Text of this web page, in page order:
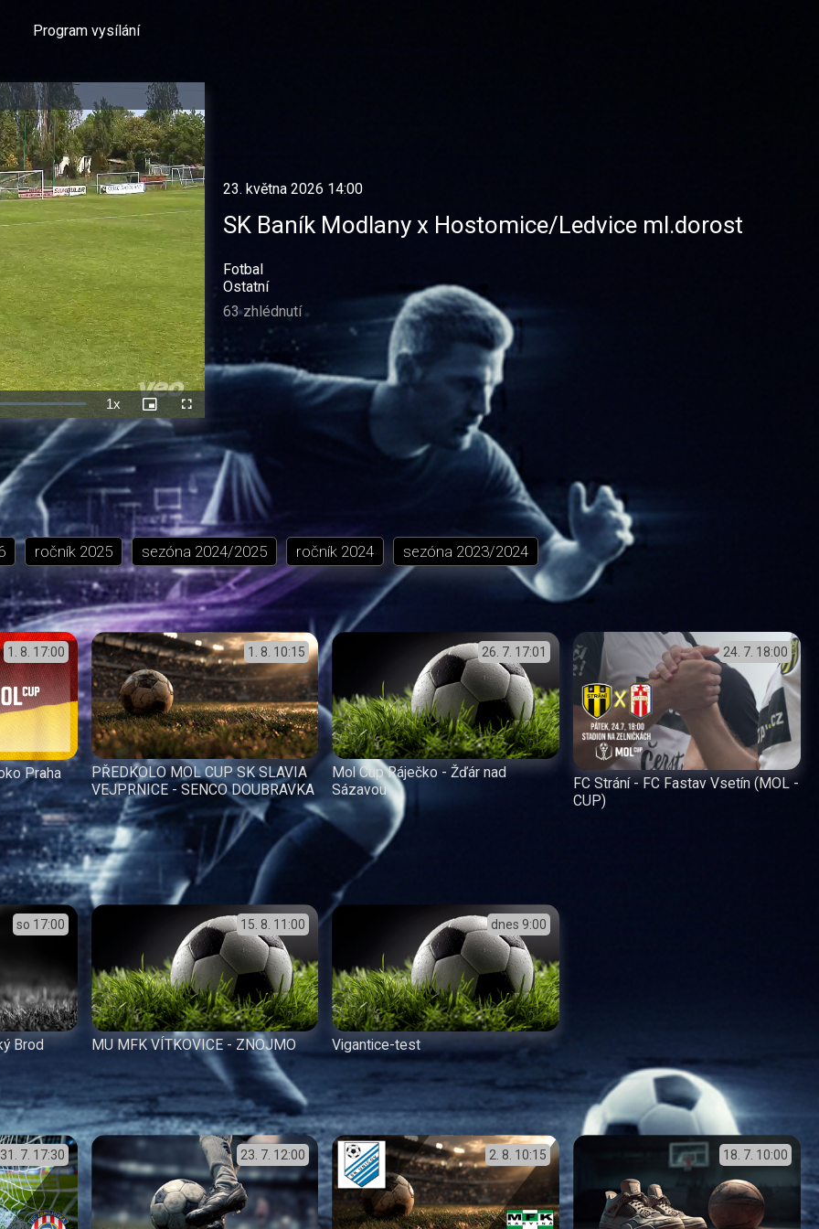
Program vysílání
1xRychlost
přehrávání
Picture-
in-
Picture
Celá
obrazovka
23. května 2026 14:00
SK Baník Modlany x Hostomice/Ledvice ml.dorost
Fotbal
Ostatní
63 zhlédnutí
ročník 2025 sezóna 2024/2025 ročník 2024 sezóna 2023/2024
1. 8. 17:00
Praha
1. 8. 10:15
PŘEDKOLO MOL CUP SK SLAVIA
VEJPRNICE - SENCO DOUBRAVKA
26. 7. 17:01
Mol Cup Ráječko - Žďár nad
Sázavou
24. 7. 18:00
FC Strání - FC Fastav Vsetín (MOL -
CUP)
so 17:00
Brod
15. 8. 11:00
MU MFK VÍTKOVICE - ZNOJMO
dnes 9:00
Vigantice-test
31. 7. 17:30 23. 7. 12:00 2. 8. 10:15 18. 7. 10:00